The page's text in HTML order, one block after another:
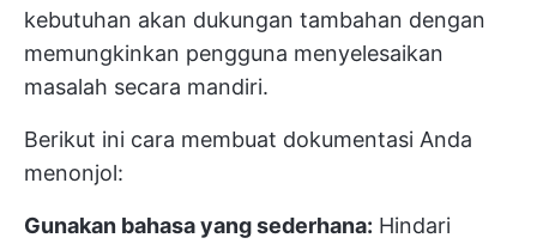
kebutuhan akan dukungan tambahan dengan
memungkinkan pengguna menyelesaikan
masalah secara mandiri.
Berikut ini cara membuat dokumentasi Anda
menonjol:
Gunakan bahasa yang sederhana: Hindari